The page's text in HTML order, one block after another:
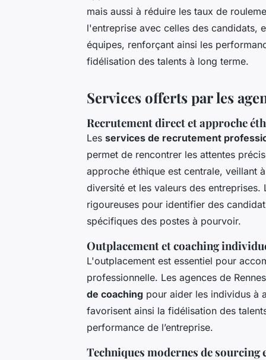
mais aussi à réduire les taux de
l'entreprise avec celles des candidats,
équipes, renforçant ainsi les
fidélisation des talents à long terme.
Services offerts par les
Recrutement direct et approche
Les services de recrutement
permet de rencontrer les attentes
approche éthique est centrale, veillant
diversité et les valeurs des
rigoureuses pour identifier des
spécifiques des postes à pourvoir.
Outplacement et coaching
L'outplacement est essentiel pour
professionnelle. Les agences de
de coaching pour aider les individus à
favorisent ainsi la fidélisation des
performance de l’entreprise.
Techniques modernes de